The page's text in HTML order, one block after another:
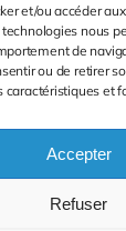
et/ou accéder
nous
de
ou de retirer
et
Accepter
Refuser
Fontaine
(CAMG)